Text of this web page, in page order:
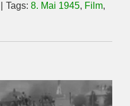
Tags: 8. Mai 1945, Film,